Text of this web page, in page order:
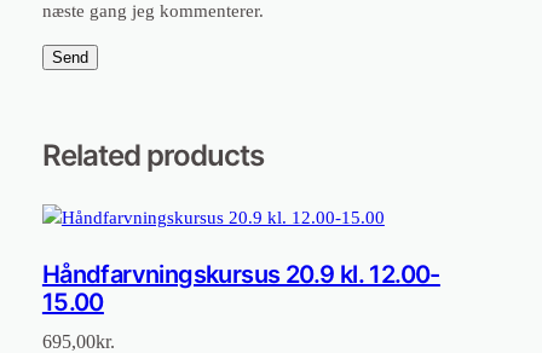
næste gang jeg kommenterer.
Related products
Håndfarvningskursus 20.9 kl. 12.00-
15.00
695,00kr.